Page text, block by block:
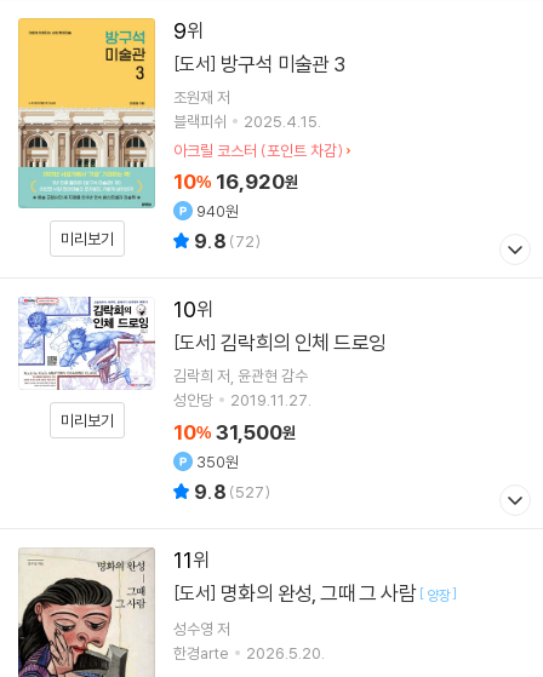
9
미리보기
[도서] 방구석 미술관 3
조원재 저
블랙피쉬
2025.4.15.
아크릴 코스터 (포인트 차감)
10% 16,920원
940원
9.8 (72)
10
미리보기
[도서] 김락희의 인체 드로잉
김락희 저 윤관현 감수
성안당
2019.11.27.
10% 31,500원
350원
9.8 (527)
11
[도서] 명화의 완성, 그때 그 사람 [ 양장]
성수영 저
한경arte
2026.5.20.